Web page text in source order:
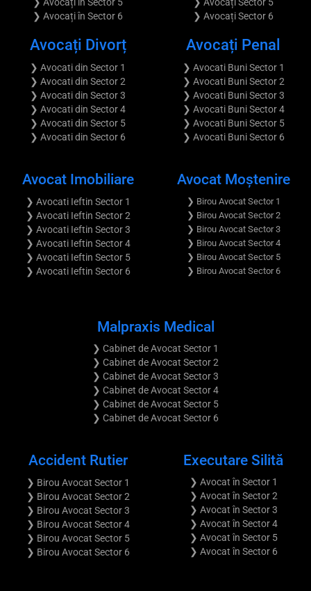
❯ Avocați în Sector 6
❯ Avocați Sector 6
Avocați Divorț
❯ Avocati din Sector 1
❯ Avocati din Sector 2
❯ Avocati din Sector 3
❯ Avocati din Sector 4
❯ Avocati din Sector 5
❯ Avocati din Sector 6
Avocați Penal
❯ Avocati Buni Sector 1
❯ Avocati Buni Sector 2
❯ Avocati Buni Sector 3
❯ Avocati Buni Sector 4
❯ Avocati Buni Sector 5
❯ Avocati Buni Sector 6
Avocat Imobiliare
❯ Avocati Ieftin Sector 1
❯ Avocati Ieftin Sector 2
❯ Avocati Ieftin Sector 3
❯ Avocati Ieftin Sector 4
❯ Avocati Ieftin Sector 5
❯ Avocati Ieftin Sector 6
Avocat Moştenire
❯ Birou Avocat Sector 1
❯ Birou Avocat Sector 2
❯ Birou Avocat Sector 3
❯ Birou Avocat Sector 4
❯ Birou Avocat Sector 5
❯ Birou Avocat Sector 6
Malpraxis Medical
❯ Cabinet de Avocat Sector 1
❯ Cabinet de Avocat Sector 2
❯ Cabinet de Avocat Sector 3
❯ Cabinet de Avocat Sector 4
❯ Cabinet de Avocat Sector 5
❯ Cabinet de Avocat Sector 6
Accident Rutier
❯ Birou Avocat Sector 1
❯ Birou Avocat Sector 2
❯ Birou Avocat Sector 3
❯ Birou Avocat Sector 4
❯ Birou Avocat Sector 5
❯ Birou Avocat Sector 6
Executare Silită
❯ Avocat în Sector 1
❯ Avocat în Sector 2
❯ Avocat în Sector 3
❯ Avocat în Sector 4
❯ Avocat în Sector 5
❯ Avocat în Sector 6